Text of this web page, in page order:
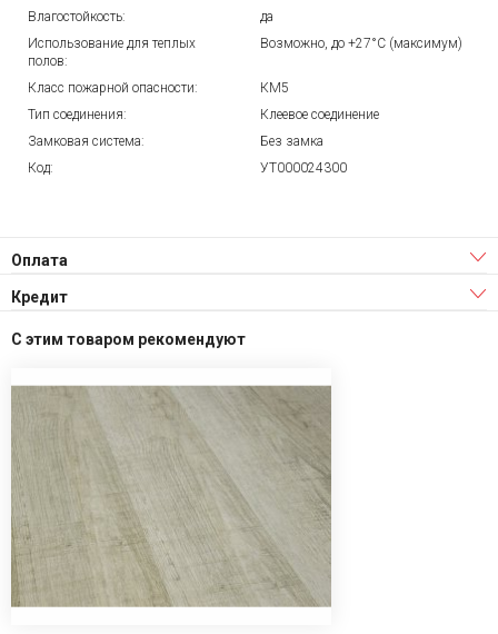
Влагостойкость:
да
Использование для теплых
полов:
Возможно, до +27°C (максимум)
Класс пожарной опасности:
КМ5
Тип соединения:
Клеевое соединение
Замковая система:
Без замка
Код:
УТ000024300
Оплата
Кредит
С этим товаром рекомендуют